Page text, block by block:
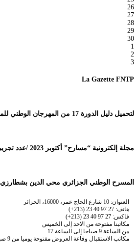
26
27
28
29
30
1
2
3
La Gazette FNTP
لتحميل دليل الدورة 17 من المهرجان الوطني للمسرح المحترف
مجلة إلكترونية “مسارح” أكتوبر 2023 /عدد تجريبي
المسرح الوطني الجزائري محي الدين بشطارزي
العنوان: 10 شارع الحاج عمر، 16000، الجزائر
هاتف: 27 97 40 23 (213+)
فاكس: 27 97 40 23 (213+)
مكاتبنا مفتوحة من الاحد إلى الخميس
من الساعة 9 صباحا إلى الساعة 17 .
مكاتب الاستقبال وقاعة العروض مفتوحة يوميا من 9 صباحا إلى غاية نهاية العروض.